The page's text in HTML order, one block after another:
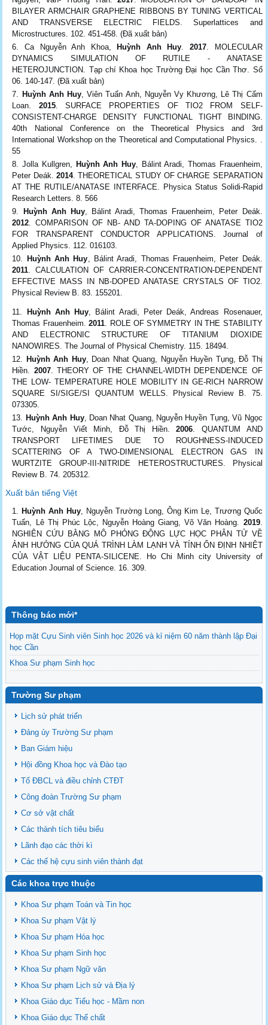
BILAYER ARMCHAIR GRAPHENE RIBBONS BY TUNING VERTICAL
AND TRANSVERSE ELECTRIC FIELDS. Superlattices and
Microstructures. 102. 451-458. (Đã xuất bản)
Ca Nguyễn Anh Khoa,Huỳnh Anh Huy 2017. MOLECULAR
DYNAMICS SIMULATION OF RUTILE - ANATASE
HETEROJUNCTION. Tạp chí Khoa học Trường Đại học Cần Thơ. Số
06. 140-147. (Đã xuất bản)
Huỳnh Anh Huy, Viên Tuấn Anh, Nguyễn Vy Khương, Lê Thị Cẩm
Loan. 2015. SURFACE PROPERTIES OF TIO2 FROM SELF-
CONSISTENT-CHARGE DENSITY FUNCTIONAL TIGHT BINDING.
40th National Conference on the Theoretical Physics and 3rd
International Workshop on the Theoretical and Computational Physics. .
55
Jolla Kullgren, Huỳnh Anh Huy, Bálint Aradi, Thomas Frauenheim,
Peter Deák.2014. THEORETICAL STUDY OF CHARGE SEPARATION
AT THE RUTILE/ANATASE INTERFACE. Physica Status Solidi-Rapid
Research Letters. 8. 566
Huỳnh Anh Huy, Bálint Aradi, Thomas Frauenheim, Peter Deák.
2012 . COMPARISON OF NB- AND TA-DOPING OF ANATASE TIO2
FOR TRANSPARENT CONDUCTOR APPLICATIONS. Journal of
Applied Physics. 112. 016103.
Huỳnh Anh Huy , Bálint Aradi, Thomas Frauenheim, Peter Deák.
2011 . CALCULATION OF CARRIER-CONCENTRATION-DEPENDENT
EFFECTIVE MASS IN NB-DOPED ANATASE CRYSTALS OF TIO2.
Physical Review B. 83. 155201.
Huỳnh Anh Huy , Bálint Aradi, Peter Deák, Andreas Rosenauer,
Thomas Frauenheim.2011 . ROLE OF SYMMETRY IN THE STABILITY
AND ELECTRONIC STRUCTURE OF TITANIUM DIOXIDE
NANOWIRES. The Journal of Physical Chemistry. 115. 18494.
Huỳnh Anh Huy, Doan Nhat Quang, Nguyễn Huyền Tụng, Đỗ Thị
Hiền. 2007. THEORY OF THE CHANNEL-WIDTH DEPENDENCE OF
THE LOW- TEMPERATURE HOLE MOBILITY IN GE-RICH NARROW
SQUARE SI/SIGE/SI QUANTUM WELLS. Physical Review B. 75.
073305.
Huỳnh Anh Huy, Doan Nhat Quang, Nguyễn Huyền Tụng, Vũ Ngọc
Tước, Nguyễn Viết Minh, Đỗ Thị Hiền.2006 . QUANTUM AND
TRANSPORT LIFETIMES DUE TO ROUGHNESS-INDUCED
SCATTERING OF A TWO-DIMENSIONAL ELECTRON GAS IN
WURTZITE GROUP-III-NITRIDE HETEROSTRUCTURES. Physical
Review B. 74. 205312.
Xuất bản tiếng Việt
Huỳnh Anh Huy , Nguyễn Trường Long, Ông Kim Lẹ, Trương Quốc
Tuấn, Lê Thị Phúc Lộc, Nguyễn Hoàng Giang, Võ Văn Hoàng. 2019.
NGHIÊN CỨU BẰNG MÔ PHỎNG ĐỘNG LỰC HỌC PHÂN TỬ VỀ
ẢNH HƯỞNG CỦA QUÁ TRÌNH LÀM LẠNH VÀ TÍNH ỔN ĐỊNH NHIỆT
CỦA VẬT LIỆU PENTA-SILICENE. Ho Chi Minh city University of
Education Journal of Science. 16. 309.
Thông báo mới*
Họp mặt Cựu Sinh viên Sinh học 2026 và kỉ niệm 60 năm thành lập Đại
học Cần
Khoa Sư phạm Sinh học
Mời họp mặt Cựu Sinh viên Bộ môn Sư phạm Sinh học 2024
Trường Sư phạm
Lịch sử phát triển
Đảng ủy Trường Sư phạm
Ban Giám hiệu
Hội đồng Khoa học và Đào tạo
Tổ ĐBCL và điều chỉnh CTĐT
Công đoàn Trường Sư phạm
Cơ sở vật chất
Các thành tích tiêu biểu
Lãnh đạo các thời kì
Các thế hệ cựu sinh viên thành đạt
Các khoa trực thuộc
Khoa Sư phạm Toán và Tin học
Khoa Sư phạm Vật lý
Khoa Sư phạm Hóa học
Khoa Sư phạm Sinh học
Khoa Sư phạm Ngữ văn
Khoa Sư phạm Lịch sử và Địa lý
Khoa Giáo dục Tiểu học - Mầm non
Khoa Giáo dục Thể chất